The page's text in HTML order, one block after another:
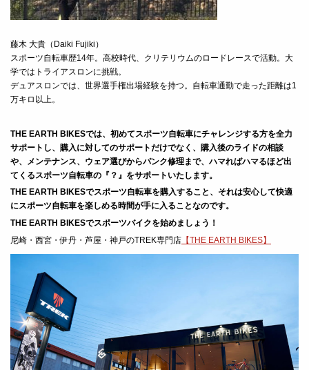
藤木 大貴（Daiki Fujiki）
スポーツ自転車歴14年。高校時代、クリテリウムのロードレースで活動。大
学ではトライアスロンに挑戦。
デュアスロンでは、世界選手権出場経験を持つ。自転車通勤で走った距離は1
万キロ以上。
THE EARTH BIKESでは、初めてスポーツ自転車にチャレンジする方を全力
サポートし、 購入に対してのサポートだけでなく、購入後のライドの相談
や、メンテナンス、ウェア選びからパンク修理まで、ハマればハマるほど出
てくるスポーツ自転車の『？』をサポートいたします。
THE EARTH BIKESでスポーツ自転車を購入すること、それは安心して快適
にスポーツ自転車を楽しめる時間が手に入ることなのです。
THE EARTH BIKESでスポーツバイクを始めましょう！
尼崎・西宮・伊丹・芦屋・神戸のTREK専門店 【THE EARTH BIKES】